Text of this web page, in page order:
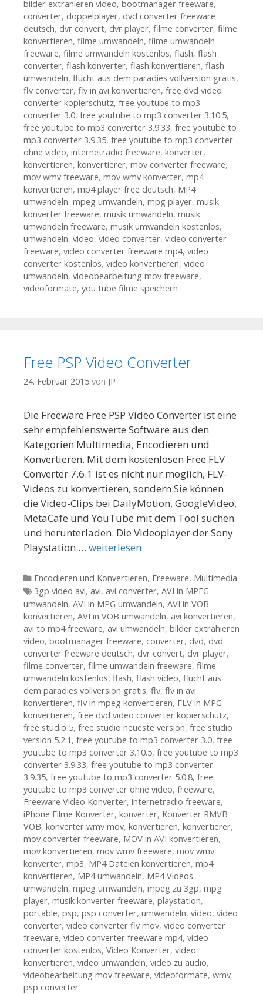
bilder extrahieren video, bootmanager freeware,
converter, doppelplayer, dvd converter freeware
deutsch, dvr convert, dvr player, filme converter, filme
konvertieren, filme umwandeln, filme umwandeln
freeware, filme umwandeln kostenlos, flash, flash
converter, flash konverter, flash konvertieren, flash
umwandeln, flucht aus dem paradies vollversion gratis,
flv converter, flv in avi konvertieren, free dvd video
converter kopierschutz, free youtube to mp3
converter 3.0, free youtube to mp3 converter 3.10.5,
free youtube to mp3 converter 3.9.33, free youtube to
mp3 converter 3.9.35, free youtube to mp3 converter
ohne video, internetradio freeware, konverter,
konvertieren, konvertierer, mov converter freeware,
mov wmv freeware, mov wmv konverter, mp4
konvertieren, mp4 player free deutsch, MP4
umwandeln, mpeg umwandeln, mpg player, musik
konverter freeware, musik umwandeln, musik
umwandeln freeware, musik umwandeln kostenlos,
umwandeln, video, video converter, video converter
freeware, video converter freeware mp4, video
converter kostenlos, video konvertieren, video
umwandeln, videobearbeitung mov freeware,
videoformate, you tube filme speichern
Free PSP Video Converter
24. Februar 2015 von JP
Die Freeware Free PSP Video Converter ist eine
sehr empfehlenswerte Software aus den
Kategorien Multimedia, Encodieren und
Konvertieren. Mit dem kostenlosen Free FLV
Converter 7.6.1 ist es nicht nur möglich, FLV-
Videos zu konvertieren, sondern Sie können
die Video-Clips bei DailyMotion, GoogleVideo,
MetaCafe und YouTube mit dem Tool suchen
und herunterladen. Die Videoplayer der Sony
Playstation … weiterlesen
Kategorien
Encodieren und Konvertieren, Freeware, Multimedia
Tags
3gp video avi, avi, avi converter, AVI in MPEG
umwandeln, AVI in MPG umwandeln, AVI in VOB
konvertieren, AVI in VOB umwandeln, avi konvertieren,
avi to mp4 freeware, avi umwandeln, bilder extrahieren
video, bootmanager freeware, converter, dvd, dvd
converter freeware deutsch, dvr convert, dvr player,
filme converter, filme umwandeln freeware, filme
umwandeln kostenlos, flash, flash video, flucht aus
dem paradies vollversion gratis, flv, flv in avi
konvertieren, flv in mpeg konvertieren, FLV in MPG
konvertieren, free dvd video converter kopierschutz,
free studio 5, free studio neueste version, free studio
version 5.2.1 , free youtube to mp3 converter 3.0, free
youtube to mp3 converter 3.10.5, free youtube to mp3
converter 3.9.33, free youtube to mp3 converter
3.9.35, free youtube to mp3 converter 5.0.8, free
youtube to mp3 converter ohne video, freeware,
Freeware Video Konverter, internetradio freeware,
iPhone Filme Konverter, konverter, Konverter RMVB
VOB, konverter wmv mov, konvertieren, konvertierer,
mov converter freeware, MOV in AVI konvertieren,
mov konvertieren, mov wmv freeware, mov wmv
konverter, mp3, MP4 Dateien konvertieren, mp4
konvertieren, MP4 umwandeln, MP4 Videos
umwandeln, mpeg umwandeln, mpeg zu 3gp, mpg
player, musik konverter freeware, playstation,
portable, psp, psp converter, umwandeln, video, video
converter, video converter flv mov, video converter
freeware, video converter freeware mp4, video
converter kostenlos, Video Konverter, video
konvertieren, video umwandeln, video zu audio,
videobearbeitung mov freeware, videoformate, wmv
psp converter